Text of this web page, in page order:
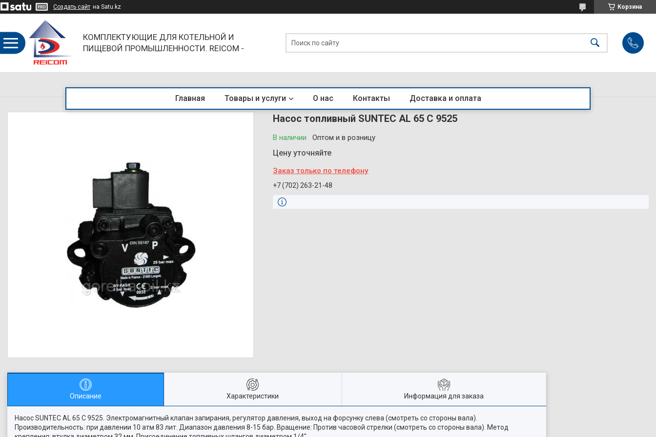
Создать сайт на Satu.kz Корзина
КОМПЛЕКТУЮЩИЕ ДЛЯ КОТЕЛЬНОЙ И
ПИЩЕВОЙ ПРОМЫШЛЕННОСТИ. REICOM -
Главная Товары и услуги О нас Контакты Доставка и оплата
Насос топливный SUNTEC AL 65 C 9525
В наличии Оптом и в розницу
Цену уточняйте
Заказ только по телефону
+7 (702) 263-21-48
Описание Характеристики Информация для заказа
Насос SUNTEC AL 65 C 9525. Электромагнитный клапан запирания, регулятор давления, выход на форсунку слева (смотреть со стороны вала).
Производительность: при давлении 10 атм 83 лит. Диапазон давления 8-15 бар. Вращение: Против часовой стрелки (смотреть со стороны вала). Метод